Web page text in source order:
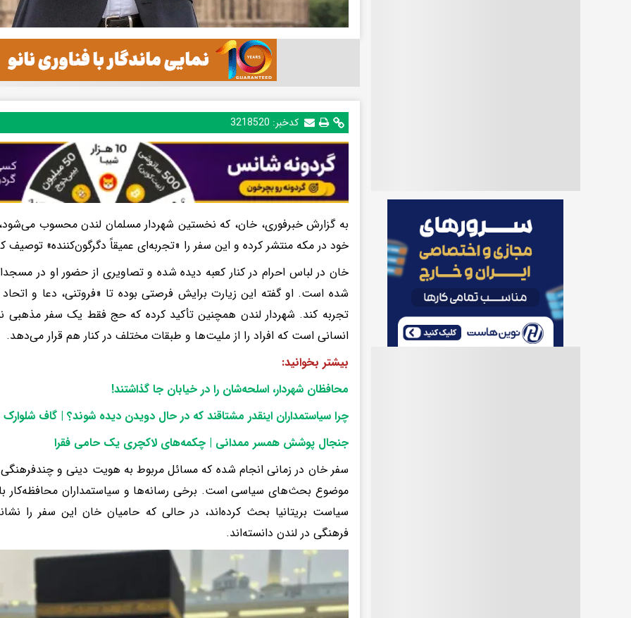
کدخبر: 3218520
به گزارش خبرفوری، خان، که نخستین شهردار مسلمان لندن محسوب
خود در مکه منتشر کرده و این سفر را «تجربه‌ای عمیقاً دگرگون‌کننده»
خان در لباس احرام در کنار کعبه دیده شده و تصاویری از حضور او در
شده است. او گفته این زیارت برایش فرصتی بوده تا «فروتنی، دعا و اتحاد
تجربه کند. شهردار لندن همچنین تأکید کرده که حج فقط یک سفر مذهبی
انسانی است که افراد را از ملیت‌ها و طبقات مختلف در کنار هم قرار می‌دهد.
بیشتر بخوانید:
محافظان شهردار، اسلحه‌شان را در خیابان جا گذاشتند!
چرا سیاستمداران اینقدر مشتاقند که در حال دویدن دیده شوند؟ | گاف
جنجال پوشش همسر ممدانی | چکمه‌های لاکچری یک حامی فقرا
سفر خان در زمانی انجام شده که مسائل مربوط به هویت دینی و چندفرهنگی
موضوع بحث‌های سیاسی است. برخی رسانه‌ها و سیاستمداران محافظه‌کار
سیاست بریتانیا بحث کرده‌اند، در حالی که حامیان خان این سفر را
فرهنگی در لندن دانسته‌اند.